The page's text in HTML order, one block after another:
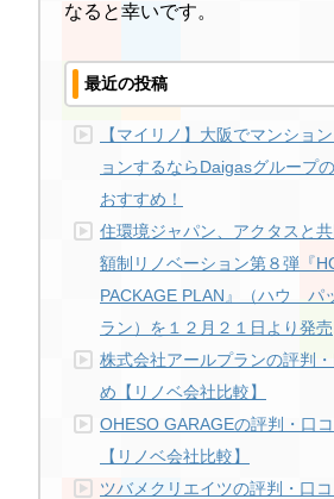
なると幸いです。
最近の投稿
【マイリノ】大阪でマンショ
ョンするならDaigasグループ
おすすめ！
住環境ジャパン、アクタスと
額制リノベーション第８弾『
PACKAGE PLAN』（ハウ パ
ラン）を１２月２１日より発売
株式会社アールプランの評判
め【リノベ会社比較】
OHESO GARAGEの評判・口
【リノベ会社比較】
ツバメクリエイツの評判・口